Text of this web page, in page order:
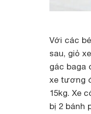
Với các
sau, giỏ
gác baga
xe tương
15kg. Xe
bị 2 bánh